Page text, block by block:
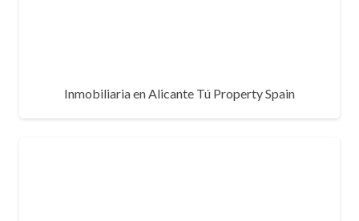
Inmobiliaria en Alicante Tú Property Spain